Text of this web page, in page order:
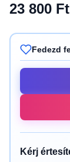
23 800 Ft
Fedezd
Kérj